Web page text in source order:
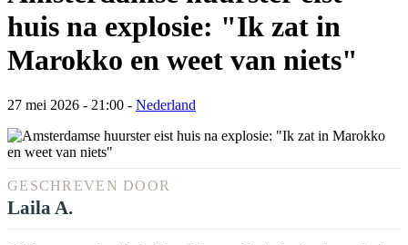
huis na explosie: "Ik zat in
Marokko en weet van niets"
27 mei 2026 - 21:00 - Nederland
GESCHREVEN DOOR
Laila A.